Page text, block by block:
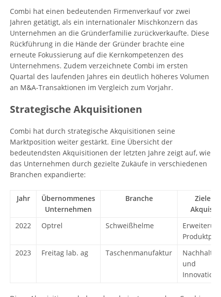
Combi hat einen bedeutenden Firmenverkauf vor zwei
Jahren getätigt, als ein internationaler Mischkonzern das
Unternehmen an die Gründerfamilie zurückverkaufte. Diese
Rückführung in die Hände der Gründer brachte eine
erneute Fokussierung auf die Kernkompetenzen des
Unternehmens. Zudem verzeichnete Combi im ersten
Quartal des laufenden Jahres ein deutlich höheres Volumen
an M&A-Transaktionen im Vergleich zum Vorjahr.
Strategische Akquisitionen
Combi hat durch strategische Akquisitionen seine
Marktposition weiter gestärkt. Eine Übersicht der
bedeutendsten Akquisitionen der letzten Jahre zeigt auf, wie
das Unternehmen durch gezielte Zukäufe in verschiedenen
Branchen expandierte:
Jahr
Übernommenes
Unternehmen
Branche
Ziele
2022
Optrel Schweißhelme
2023
Freitag lab. ag Taschenmanufaktur
und